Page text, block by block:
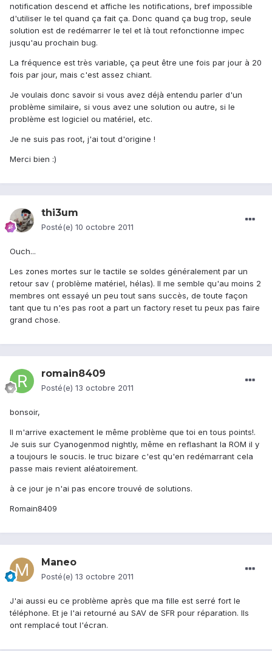
notification descend et affiche les notifications, bref impossible
d'utiliser le tel quand ça fait ça. Donc quand ça bug trop, seule
solution est de redémarrer le tel et là tout refonctionne impec
jusqu'au prochain bug.
La fréquence est très variable, ça peut être une fois par jour à 20
fois par jour, mais c'est assez chiant.
Je voulais donc savoir si vous avez déjà entendu parler d'un
problème similaire, si vous avez une solution ou autre, si le
problème est logiciel ou matériel, etc.
Je ne suis pas root, j'ai tout d'origine !
Merci bien :)
thi3um
Posté(e) 10 octobre 2011
Ouch...
Les zones mortes sur le tactile se soldes généralement par un
retour sav ( problème matériel, hélas). Il me semble qu'au moins 2
membres ont essayé un peu tout sans succès, de toute façon
tant que tu n'es pas root a part un factory reset tu peux pas faire
grand chose.
romain8409
Posté(e) 13 octobre 2011
bonsoir,
Il m'arrive exactement le même problème que toi en tous points!.
Je suis sur Cyanogenmod nightly, même en reflashant la ROM il y
a toujours le soucis. le truc bizare c'est qu'en redémarrant cela
passe mais revient aléatoirement.
à ce jour je n'ai pas encore trouvé de solutions.
Romain8409
Maneo
Posté(e) 13 octobre 2011
J'ai aussi eu ce problème après que ma fille est serré fort le
téléphone. Et je l'ai retourné au SAV de SFR pour réparation. Ils
ont remplacé tout l'écran.